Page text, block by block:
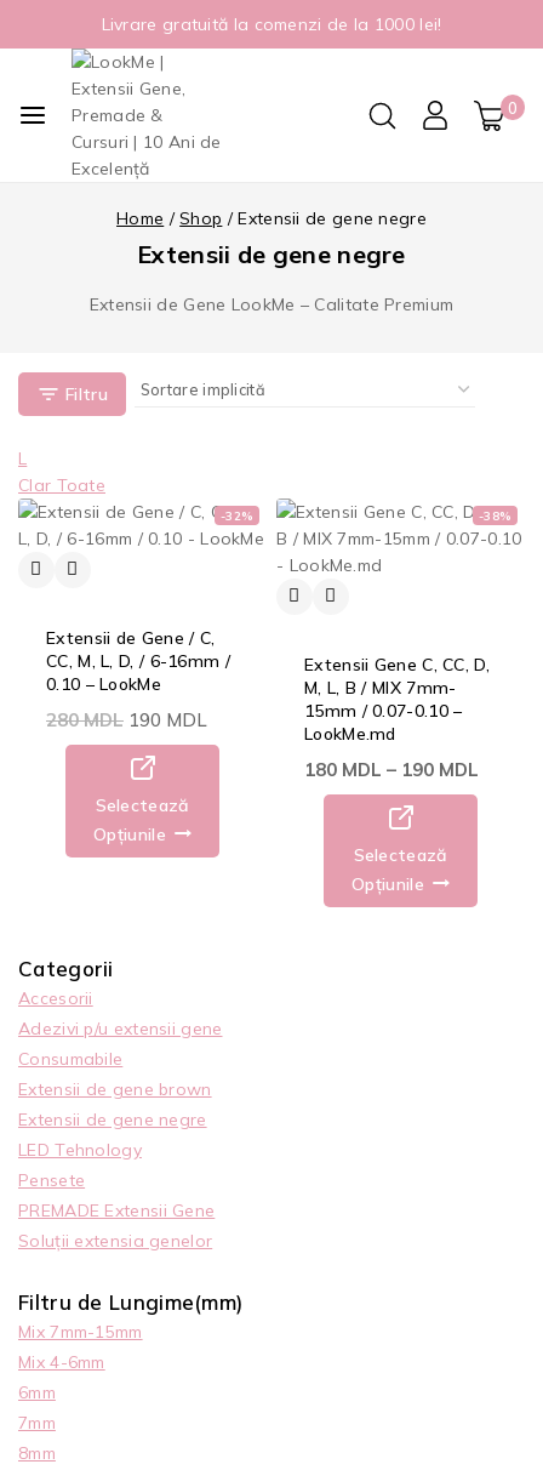
Livrare gratuită la comenzi de la 1000 lei!
0
Home / Shop / Extensii de gene negre
Extensii de gene negre
Extensii de Gene LookMe – Calitate Premium
Filtru
L
Clar Toate
-32%
Extensii de Gene / C,
CC, M, L, D, / 6-16mm /
0.10 – LookMe
280MDL 190 MDL
Selectează
Opțiunile
-38%
Extensii Gene C, CC, D,
M, L, B / MIX 7mm-
15mm / 0.07-0.10 –
LookMe.md
180 MDL – 190 MDL
Selectează
Opțiunile
Categorii
Accesorii
Adezivi p/u extensii gene
Consumabile
Extensii de gene brown
Extensii de gene negre
LED Tehnology
Pensete
PREMADE Extensii Gene
Soluții extensia genelor
Filtru de Lungime(mm)
Mix 7mm-15mm
Mix 4-6mm
6mm
7mm
8mm